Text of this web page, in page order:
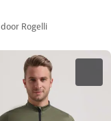
Rogelli